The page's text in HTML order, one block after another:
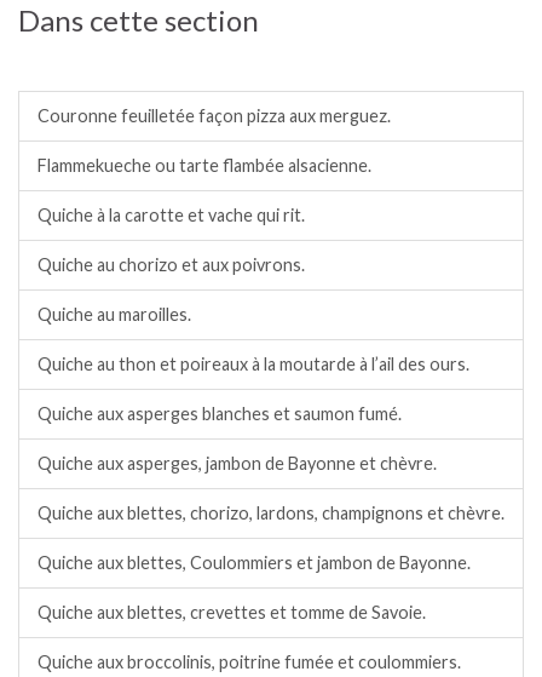
Dans cette section
Couronne feuilletée façon pizza aux merguez.
Flammekueche ou tarte flambée alsacienne.
Quiche à la carotte et vache qui rit.
Quiche au chorizo et aux poivrons.
Quiche au maroilles.
Quiche au thon et poireaux à la moutarde à l’ail des ours.
Quiche aux asperges blanches et saumon fumé.
Quiche aux asperges, jambon de Bayonne et chèvre.
Quiche aux blettes, chorizo, lardons, champignons et chèvre.
Quiche aux blettes, Coulommiers et jambon de Bayonne.
Quiche aux blettes, crevettes et tomme de Savoie.
Quiche aux broccolinis, poitrine fumée et coulommiers.